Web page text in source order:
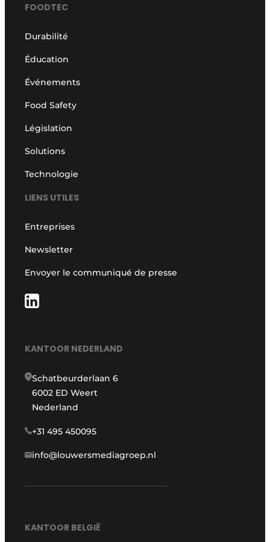
FOODTEC
Durabilité
Éducation
Événements
Food Safety
Législation
Solutions
Technologie
LIENS UTILES
Entreprises
Newsletter
Envoyer le communiqué de presse
KANTOOR NEDERLAND
Schatbeurderlaan 6
6002 ED Weert
Nederland
+31 495 450095
info@louwersmediagroep.nl
KANTOOR BELGIË